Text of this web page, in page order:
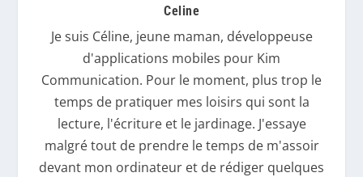
Celine
Je suis Céline, jeune maman, développeuse
d'applications mobiles pour Kim
Communication. Pour le moment, plus trop le
temps de pratiquer mes loisirs qui sont la
lecture, l'écriture et le jardinage. J'essaye
malgré tout de prendre le temps de m'assoir
devant mon ordinateur et de rédiger quelques